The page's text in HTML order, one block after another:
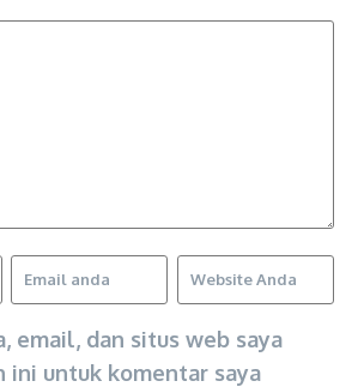
email, dan situs web saya
ini untuk komentar saya